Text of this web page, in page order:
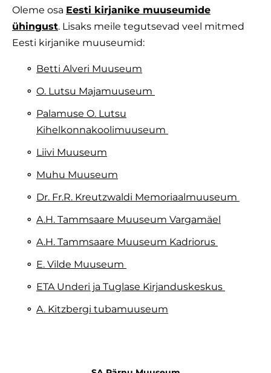
Oleme osa Eesti kirjanike muuseumide
ühingust. Lisaks meile tegutsevad veel mitmed
Eesti kirjanike muuseumid:
Betti Alveri Muuseum
O. Lutsu Majamuuseum
Palamuse O. Lutsu
Kihelkonnakoolimuuseum
Liivi Muuseum
Muhu Muuseum
Dr. Fr.R. Kreutzwaldi Memoriaalmuuseum
A.H. Tammsaare Muuseum Vargamäel
A.H. Tammsaare Muuseum Kadriorus
E. Vilde Muuseum
ETA Underi ja Tuglase Kirjanduskeskus
A. Kitzbergi tubamuuseum